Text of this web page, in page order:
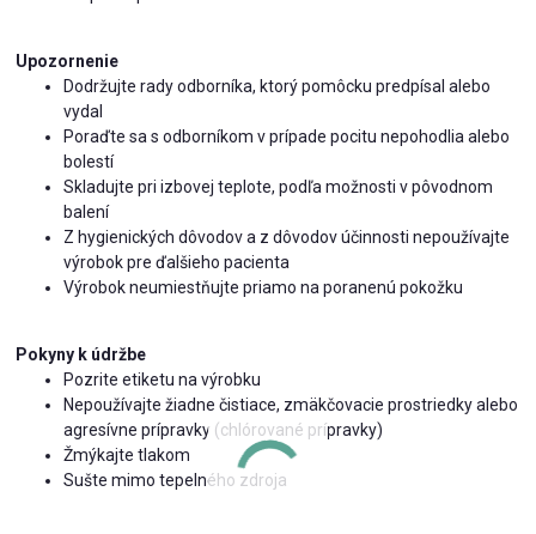
Upozornenie
Dodržujte rady odborníka, ktorý pomôcku predpísal alebo
vydal
Poraďte sa s odborníkom v prípade pocitu nepohodlia alebo
bolestí
Skladujte pri izbovej teplote, podľa možnosti v pôvodnom
balení
Z hygienických dôvodov a z dôvodov účinnosti nepoužívajte
výrobok pre ďalšieho pacienta
Výrobok neumiestňujte priamo na poranenú pokožku
Pokyny k údržbe
Pozrite etiketu na výrobku
Nepoužívajte žiadne čistiace, zmäkčovacie prostriedky alebo
agresívne prípravky (chlórované prípravky)
Žmýkajte tlakom
Sušte mimo tepelného zdroja